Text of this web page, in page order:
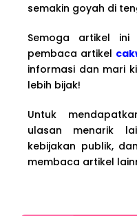
semakin goyah di
Semoga artikel ini
pembaca artikel
informasi dan mari
lebih bijak!
Untuk
ulasan menarik
kebijakan publik,
membaca artikel